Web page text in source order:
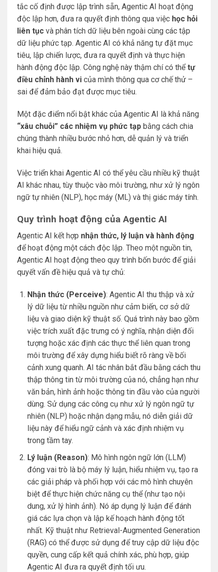
tắc cố định được lập trình sẵn, Agentic AI hoạt động
độc lập hơn, đưa ra quyết định thông qua việc học hỏi
liên tục và phân tích dữ liệu bên ngoài cùng các tập
dữ liệu phức tạp. Agentic AI có khả năng tự đặt mục
tiêu, lập chiến lược, đưa ra quyết định và thực hiện
hành động độc lập. Công nghệ này thậm chí có thểtự
điều chỉnh hành vi của mình thông qua cơ chế thử –
sai để đảm bảo đạt được mục tiêu.
Một đặc điểm nổi bật khác của Agentic AI là khả năng
“xâu chuỗi” các nhiệm vụ phức tạp bằng cách chia
chúng thành nhiều bước nhỏ hơn, dễ quản lý và triển
khai hiệu quả.
Việc triển khai Agentic AI có thể yêu cầu nhiều kỹ thuật
AI khác nhau, tùy thuộc vào môi trường, như xử lý ngôn
ngữ tự nhiên (NLP), học máy (ML) và thị giác máy tính.
Quy trình hoạt động của Agentic AI
Agentic AI kết hợp nhận thức, lý luận và hành động
để hoạt động một cách độc lập. Theo một nguồn tin,
Agentic AI hoạt động theo quy trình bốn bước để giải
quyết vấn đề hiệu quả và tự chủ:
Nhận thức (Perceive): Agentic AI thu thập và xử
lý dữ liệu từ nhiều nguồn như cảm biến, cơ sở dữ
liệu và giao diện kỹ thuật số. Quá trình này bao gồm
việc trích xuất đặc trưng có ý nghĩa, nhận diện đối
tượng hoặc xác định các thực thể liên quan trong
môi trường để xây dựng hiểu biết rõ ràng về bối
cảnh xung quanh. AI tác nhân bắt đầu bằng cách thu
thập thông tin từ môi trường của nó, chẳng hạn như
văn bản, hình ảnh hoặc thông tin đầu vào của người
dùng. Sử dụng các công cụ như xử lý ngôn ngữ tự
nhiên (NLP) hoặc nhận dạng mẫu, nó diễn giải dữ
liệu này để hiểu ngữ cảnh và xác định nhiệm vụ
trong tầm tay.
Lý luận (Reason): Mô hình ngôn ngữ lớn (LLM)
đóng vai trò là bộ máy lý luận, hiểu nhiệm vụ, tạo ra
các giải pháp và phối hợp với các mô hình chuyên
biệt để thực hiện chức năng cụ thể (như tạo nội
dung, xử lý hình ảnh). Nó áp dụng lý luận để đánh
giá các lựa chọn và lập kế hoạch hành động tốt
nhất. Kỹ thuật như Retrieval-Augmented Generation
(RAG) có thể được sử dụng để truy cập dữ liệu độc
quyền, cung cấp kết quả chính xác, phù hợp, giúp
Agentic AI đưa ra quyết định tối ưu.